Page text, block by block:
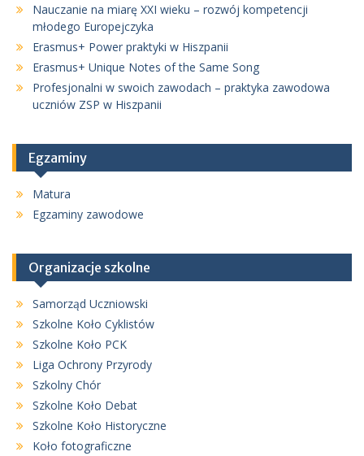
Nauczanie na miarę XXI wieku – rozwój kompetencji
młodego Europejczyka
Erasmus+ Power praktyki w Hiszpanii
Erasmus+ Unique Notes of the Same Song
Profesjonalni w swoich zawodach – praktyka zawodowa
uczniów ZSP w Hiszpanii
Egzaminy
Matura
Egzaminy zawodowe
Organizacje szkolne
Samorząd Uczniowski
Szkolne Koło Cyklistów
Szkolne Koło PCK
Liga Ochrony Przyrody
Szkolny Chór
Szkolne Koło Debat
Szkolne Koło Historyczne
Koło fotograficzne